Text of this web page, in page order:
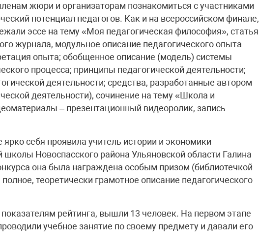
жюри и организаторам познакомиться с участниками
потенциал педагогов. Как и на всероссийском финале,
эссе на тему «Моя педагогическая философия», статья
журнала, модульное описание педагогического опыта
опыта; обобщенное описание (модель) системы
процесса; принципы педагогической деятельности;
деятельности; средства, разработанные автором
деятельности), сочинение на тему «Школа и
– презентационный видеоролик, запись
себя проявила учитель истории и экономики
школы Новоспасского района Ульяновской области Галина
она была награждена особым призом (библиотечкой
теоретически грамотное описание педагогического
показателям рейтинга, вышли 13 человек. На первом этапе
учебное занятие по своему предмету и давали его